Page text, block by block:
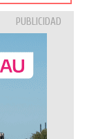
PUBLICIDAD